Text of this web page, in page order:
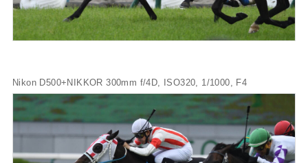
Nikon D500+NIKKOR 300mm f/4D, ISO320, 1/1000, F4